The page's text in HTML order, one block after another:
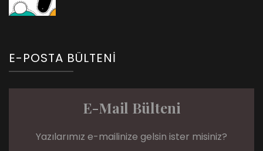
E-POSTA BÜLTENI
E-Mail Bülteni
Yazılarımız e-mailinize gelsin ister misiniz?